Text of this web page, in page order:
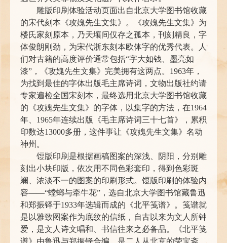
雕版印刷体验活动页面出自北京大学图书馆收藏
的宋代刻本《攻媿先生文集》。《攻媿先生文集》为
楼氏家刻原本，乃天壤间仅存之孤本，刊刻精良，字
体俊朗刚劲，为宋代浙东刻本欧体字的优秀代表。人
们对古籍的高度评价通常包括“字大如钱、墨亮如
漆”，《攻媿先生文集》完美拥有这两点。1963年，
为找到最佳的字体出版毛主席诗词，文物出版社约请
专家遍检全国宋刻本，最终选用北京大学图书馆收藏
的《攻媿先生文集》的字体，以集字的方法，在1964
年、1965年连续出版《毛主席诗词三十七首》，累积
印数达13000多册，这件事让《攻媿先生文集》名动
神州。
饾版印刷是根据画稿图案的深浅、阴阳，分别雕
刻出小块印版，依次用不同色彩套印，得到色彩斑
斓、浓淡不一的图案的印刷形式。饾版印刷的体验内
容——“螳螂与牵牛花”，选自北京大学图书馆藏鲁迅
和郑振铎于1933年选辑而成的《北平笺谱》。笺谱就
是以雅致图案作为底纹的信纸，自古以来为文人所钟
爱，是文人诗文唱和、书信往来之必备品。《北平笺
谱》由鲁迅与郑振铎合编，是二人从北京的荣宝斋、